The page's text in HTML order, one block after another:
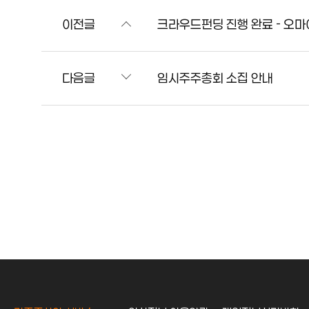
이전글 크라우드펀딩 진행 완료 - 오마
다음글 임시주주총회 소집 안내